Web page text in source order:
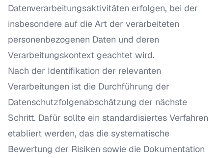
Datenverarbeitungsaktivitäten erfolgen, bei der
insbesondere auf die Art der verarbeiteten
personenbezogenen Daten und deren
Verarbeitungskontext geachtet wird.
Nach der Identifikation der relevanten
Verarbeitungen ist die Durchführung der
Datenschutzfolgenabschätzung der nächste
Schritt. Dafür sollte ein standardisiertes Verfahren
etabliert werden, das die systematische
Bewertung der Risiken sowie die Dokumentation